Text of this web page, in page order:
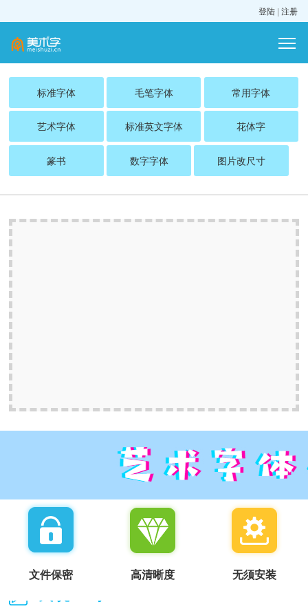
登陆 | 注册
标准字体 毛笔字体 常用字体
艺术字体 标准英文字体 花体字
篆书 数字字体 图片改尺寸
文件保密 高清晰度 无须安装